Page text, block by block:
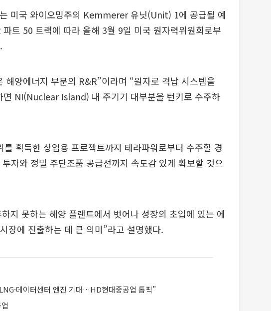
미국 와이오밍주의 Kemmerer 유닛(Unit) 1에 공급될 예
트 50 트랙에 따라 올해 3월 9일 미국 원자력위원회로부
해양에너지 부문의 R&R”이라며 “원자로 격납 시스템을
면 NI(Nuclear Island) 내 주기기 대부분을 턴키로 수주하
획득한 상업용 프로젝트까지 테라파워로부터 수주할 경
자와 정밀 주단조품 공급선까지 속도감 있게 확보할 것으
지 못하는 해양 플랜트에서 벗어나 성장의 초입에 있는 에
장에 진출하는 데 큰 의미”라고 설명했다.
데이터센터 엔진 기대…HD현대중공업 톱픽”